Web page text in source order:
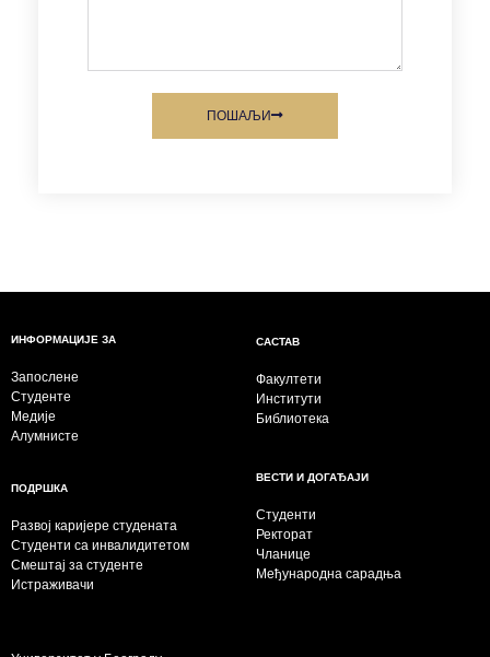
ПОШАЉИ
ИНФОРМАЦИЈЕ ЗА
Запослене
Студенте
Медије
Алумнисте
САСТАВ
Факултети
Институти
Библиотека
ПОДРШКА
Развој каријере студената
Студенти са инвалидитетом
Смештај за студенте
Истраживачи
ВЕСТИ И ДОГАЂАЈИ
Студенти
Ректорат
Чланице
Међународна сарадња